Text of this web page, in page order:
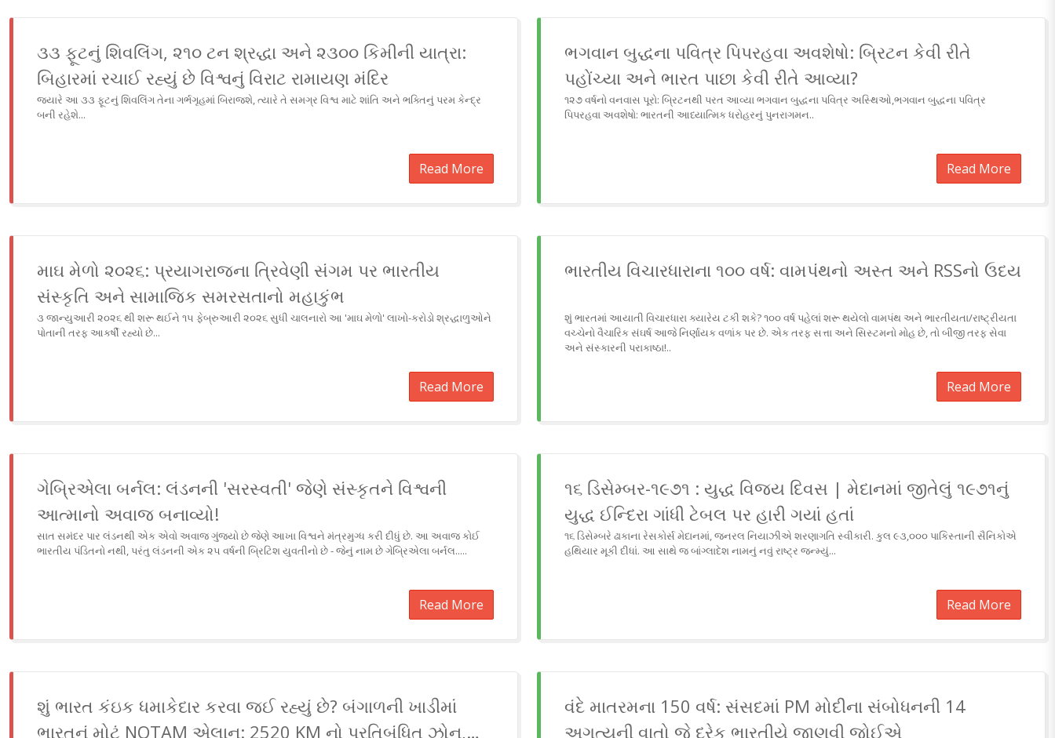
૩૩ ફૂટનું શિવલિંગ, ૨૧૦ ટન શ્રદ્ધા અને ૨૩૦૦ કિમીની યાત્રા:
બિહારમાં રચાઈ રહ્યું છે વિશ્વનું વિરાટ રામાયણ મંદિર
જ્યારે આ ૩૩ ફૂટનું શિવલિંગ તેના ગર્ભગૃહમાં બિરાજશે, ત્યારે તે સમગ્ર વિશ્વ માટે શાંતિ અને ભક્તિનું પરમ કેન્દ્ર
બની રહેશે...
Read More
ભગવાન બુદ્ધના પવિત્ર પિપરહવા અવશેષો: બ્રિટન કેવી રીતે
પહોંચ્યા અને ભારત પાછા કેવી રીતે આવ્યા?
૧૨૭ વર્ષનો વનવાસ પૂરો: બ્રિટનથી પરત આવ્યા ભગવાન બુદ્ધના પવિત્ર અસ્થિઓ,ભગવાન બુદ્ધના પવિત્ર
પિપરહવા અવશેષો: ભારતની આધ્યાત્મિક ધરોહરનું પુનરાગમન..
Read More
માઘ મેળો ૨૦૨૬: પ્રયાગરાજના ત્રિવેણી સંગમ પર ભારતીય
સંસ્કૃતિ અને સામાજિક સમરસતાનો મહાકુંભ
૩ જાન્યુઆરી ૨૦૨૬ થી શરૂ થઈને ૧૫ ફેબ્રુઆરી ૨૦૨૬ સુધી ચાલનારો આ 'માઘ મેળો' લાખો-કરોડો શ્રદ્ધાળુઓને
પોતાની તરફ આકર્ષી રહ્યો છે...
Read More
ભારતીય વિચારધારાના ૧૦૦ વર્ષ: વામપંથનો અસ્ત અને RSSનો ઉદય
શું ભારતમાં આયાતી વિચારધારા ક્યારેય ટકી શકે? ૧૦૦ વર્ષ પહેલાં શરૂ થયેલો વામપંથ અને ભારતીયતા/રાષ્ટ્રીયતા
વચ્ચેનો વૈચારિક સંઘર્ષ આજે નિર્ણાયક વળાંક પર છે. એક તરફ સત્તા અને સિસ્ટમનો મોહ છે, તો બીજી તરફ સેવા
અને સંસ્કારની પરાકાષ્ઠા!..
Read More
ગેબ્રિએલા બર્નલ: લંડનની 'સરસ્વતી' જેણે સંસ્કૃતને વિશ્વની
આત્માનો અવાજ બનાવ્યો!
સાત સમંદર પાર લંડનથી એક એવો અવાજ ગુંજ્યો છે જેણે આખા વિશ્વને મંત્રમુગ્ધ કરી દીધું છે. આ અવાજ કોઈ
ભારતીય પંડિતનો નથી, પરંતુ લંડનની એક ૨૫ વર્ષની બ્રિટિશ યુવતીનો છે - જેનું નામ છે ગેબ્રિએલા બર્નલ.....
Read More
૧૬ ડિસેમ્બર-૧૯૭૧ : યુદ્ધ વિજય દિવસ | મેદાનમાં જીતેલું ૧૯૭૧નું
યુદ્ધ ઈન્દિરા ગાંધી ટેબલ પર હારી ગયાં હતાં
૧૬ ડિસેમ્બરે ઢાકાના રેસકોર્સ મેદાનમાં, જનરલ નિયાઝીએ શરણાગતિ સ્વીકારી. કુલ ૯૩,૦૦૦ પાકિસ્તાની સૈનિકોએ
હથિયાર મૂકી દીધાં. આ સાથે જ બાંગ્લાદેશ નામનું નવું રાષ્ટ્ર જન્મ્યું...
Read More
શું ભારત કંઇક ધમાકેદાર કરવા જઈ રહ્યું છે? બંગાળની ખાડીમાં
ભારતનું મોટું NOTAM એલાન: 2520 KM નો પ્રતિબંધિત ઝોન,
વંદે માતરમના 150 વર્ષ: સંસદમાં PM મોદીના સંબોધનની 14
અગત્યની વાતો જે દરેક ભારતીયે જાણવી જોઈએ